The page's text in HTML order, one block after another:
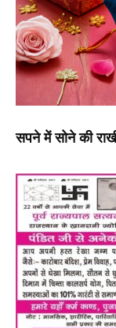
सपने में सोने की